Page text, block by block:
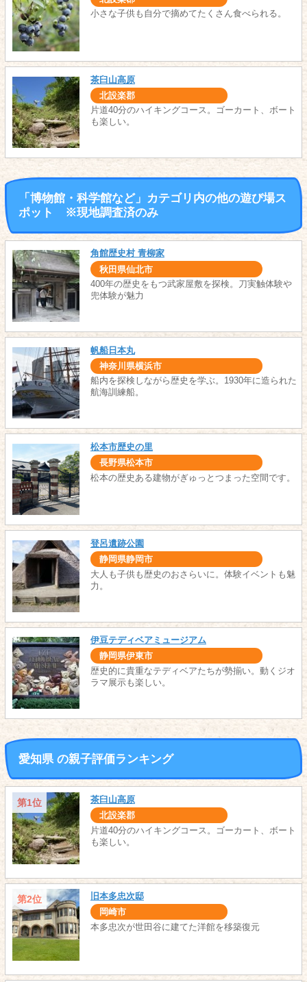
小さな子供も自分で摘めてたくさん食べられる。
茶臼山高原
北設楽郡
片道40分のハイキングコース。ゴーカート、ボート
も楽しい。
「博物館・科学館など」カテゴリ内の他の遊び場ス
ポット ※現地調査済のみ
角館歴史村 青柳家
秋田県仙北市
400年の歴史をもつ武家屋敷を探検。刀実触体験や
兜体験が魅力
帆船日本丸
神奈川県横浜市
船内を探検しながら歴史を学ぶ。1930年に造られた
航海訓練船。
松本市歴史の里
長野県松本市
松本の歴史ある建物がぎゅっとつまった空間です。
登呂遺跡公園
静岡県静岡市
大人も子供も歴史のおさらいに。体験イベントも魅
力。
伊豆テディベアミュージアム
静岡県伊東市
歴史的に貴重なテディベアたちが勢揃い。動くジオ
ラマ展示も楽しい。
愛知県 の親子評価ランキング
第1位 茶臼山高原
北設楽郡
片道40分のハイキングコース。ゴーカート、ボート
も楽しい。
第2位 旧本多忠次邸
岡崎市
本多忠次が世田谷に建てた洋館を移築復元